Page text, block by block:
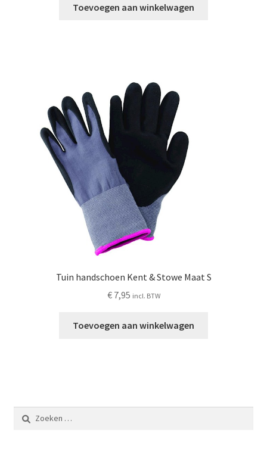
Toevoegen aan winkelwagen
Tuin handschoen Kent & Stowe Maat S
€7,95 incl. BTW
Toevoegen aan winkelwagen
Zoeken
naar: